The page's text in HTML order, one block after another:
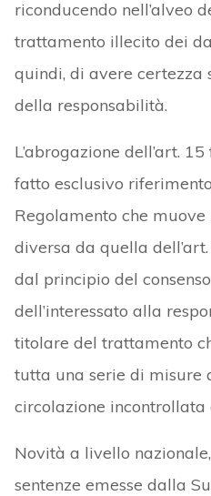
riconducendo nell’alveo
trattamento illecito dei
quindi, di avere
della responsabilità.
L’abrogazione dell’art.
fatto esclusivo
Regolamento che
diversa da quella
dal principio del
dell’interessato alla
titolare del trattamento
tutta una serie di misure
circolazione incontrollata
Novità a livello
sentenze emesse dalla